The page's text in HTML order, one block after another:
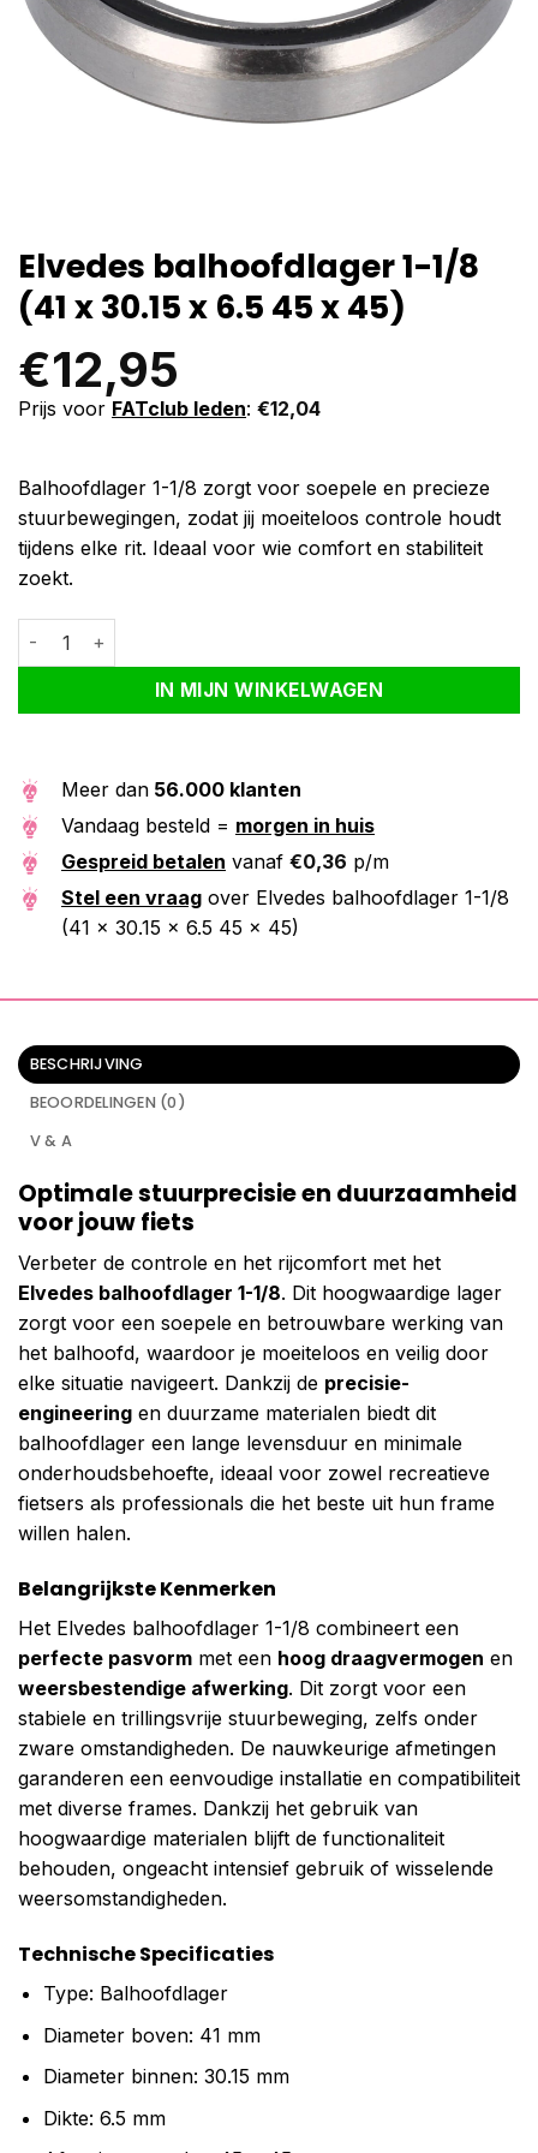
Elvedes balhoofdlager 1-1/8
(41 x 30.15 x 6.5 45 x 45)
€12,95
Prijs voor FATclub leden: €12,04
Balhoofdlager 1-1/8 zorgt voor soepele en precieze
stuurbewegingen, zodat jij moeiteloos controle houdt
tijdens elke rit. Ideaal voor wie comfort en stabiliteit
zoekt.
Elvedes balhoofdlager 1-1/8 (41 x 30.15 x 6.5 45 x 45) aantal
IN MIJN WINKELWAGEN
Alternative:
Meer dan 56.000 klanten
Vandaag besteld = morgen in huis
Gespreid betalen vanaf €0,36 p/m
Stel een vraag over Elvedes balhoofdlager 1-1/8
(41 x 30.15 x 6.5 45 x 45)
BESCHRIJVING
BEOORDELINGEN (0)
V & A
Optimale stuurprecisie en duurzaamheid
voor jouw fiets
Verbeter de controle en het rijcomfort met het
Elvedes balhoofdlager 1-1/8. Dit hoogwaardige lager
zorgt voor een soepele en betrouwbare werking van
het balhoofd, waardoor je moeiteloos en veilig door
elke situatie navigeert. Dankzij de precisie-
engineering en duurzame materialen biedt dit
balhoofdlager een lange levensduur en minimale
onderhoudsbehoefte, ideaal voor zowel recreatieve
fietsers als professionals die het beste uit hun frame
willen halen.
Belangrijkste Kenmerken
Het Elvedes balhoofdlager 1-1/8 combineert een
perfecte pasvorm met een hoog draagvermogen en
weersbestendige afwerking. Dit zorgt voor een
stabiele en trillingsvrije stuurbeweging, zelfs onder
zware omstandigheden. De nauwkeurige afmetingen
garanderen een eenvoudige installatie en compatibiliteit
met diverse frames. Dankzij het gebruik van
hoogwaardige materialen blijft de functionaliteit
behouden, ongeacht intensief gebruik of wisselende
weersomstandigheden.
Technische Specificaties
Type: Balhoofdlager
Diameter boven: 41 mm
Diameter binnen: 30.15 mm
Dikte: 6.5 mm